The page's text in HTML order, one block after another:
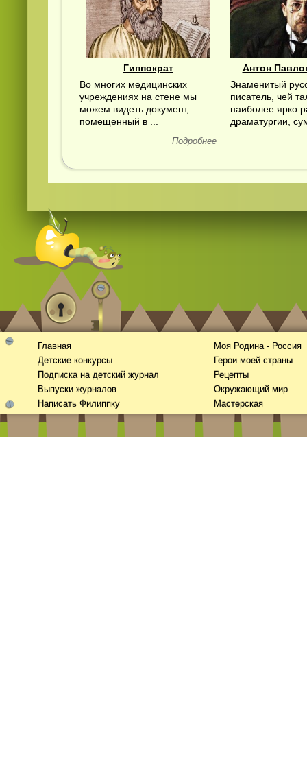
Гиппократ
Во многих медицинских
учреждениях на стене мы
можем видеть документ,
помещенный в ...
Подробнее
Антон
Знаменитый
писатель, чей
наиболее ярко
драматургии,
Главная
Детские конкурсы
Подписка на детский журнал
Выпуски журналов
Написать Филиппку
Моя Родина - Россия
Герои моей страны
Рецепты
Окружающий мир
Мастерская